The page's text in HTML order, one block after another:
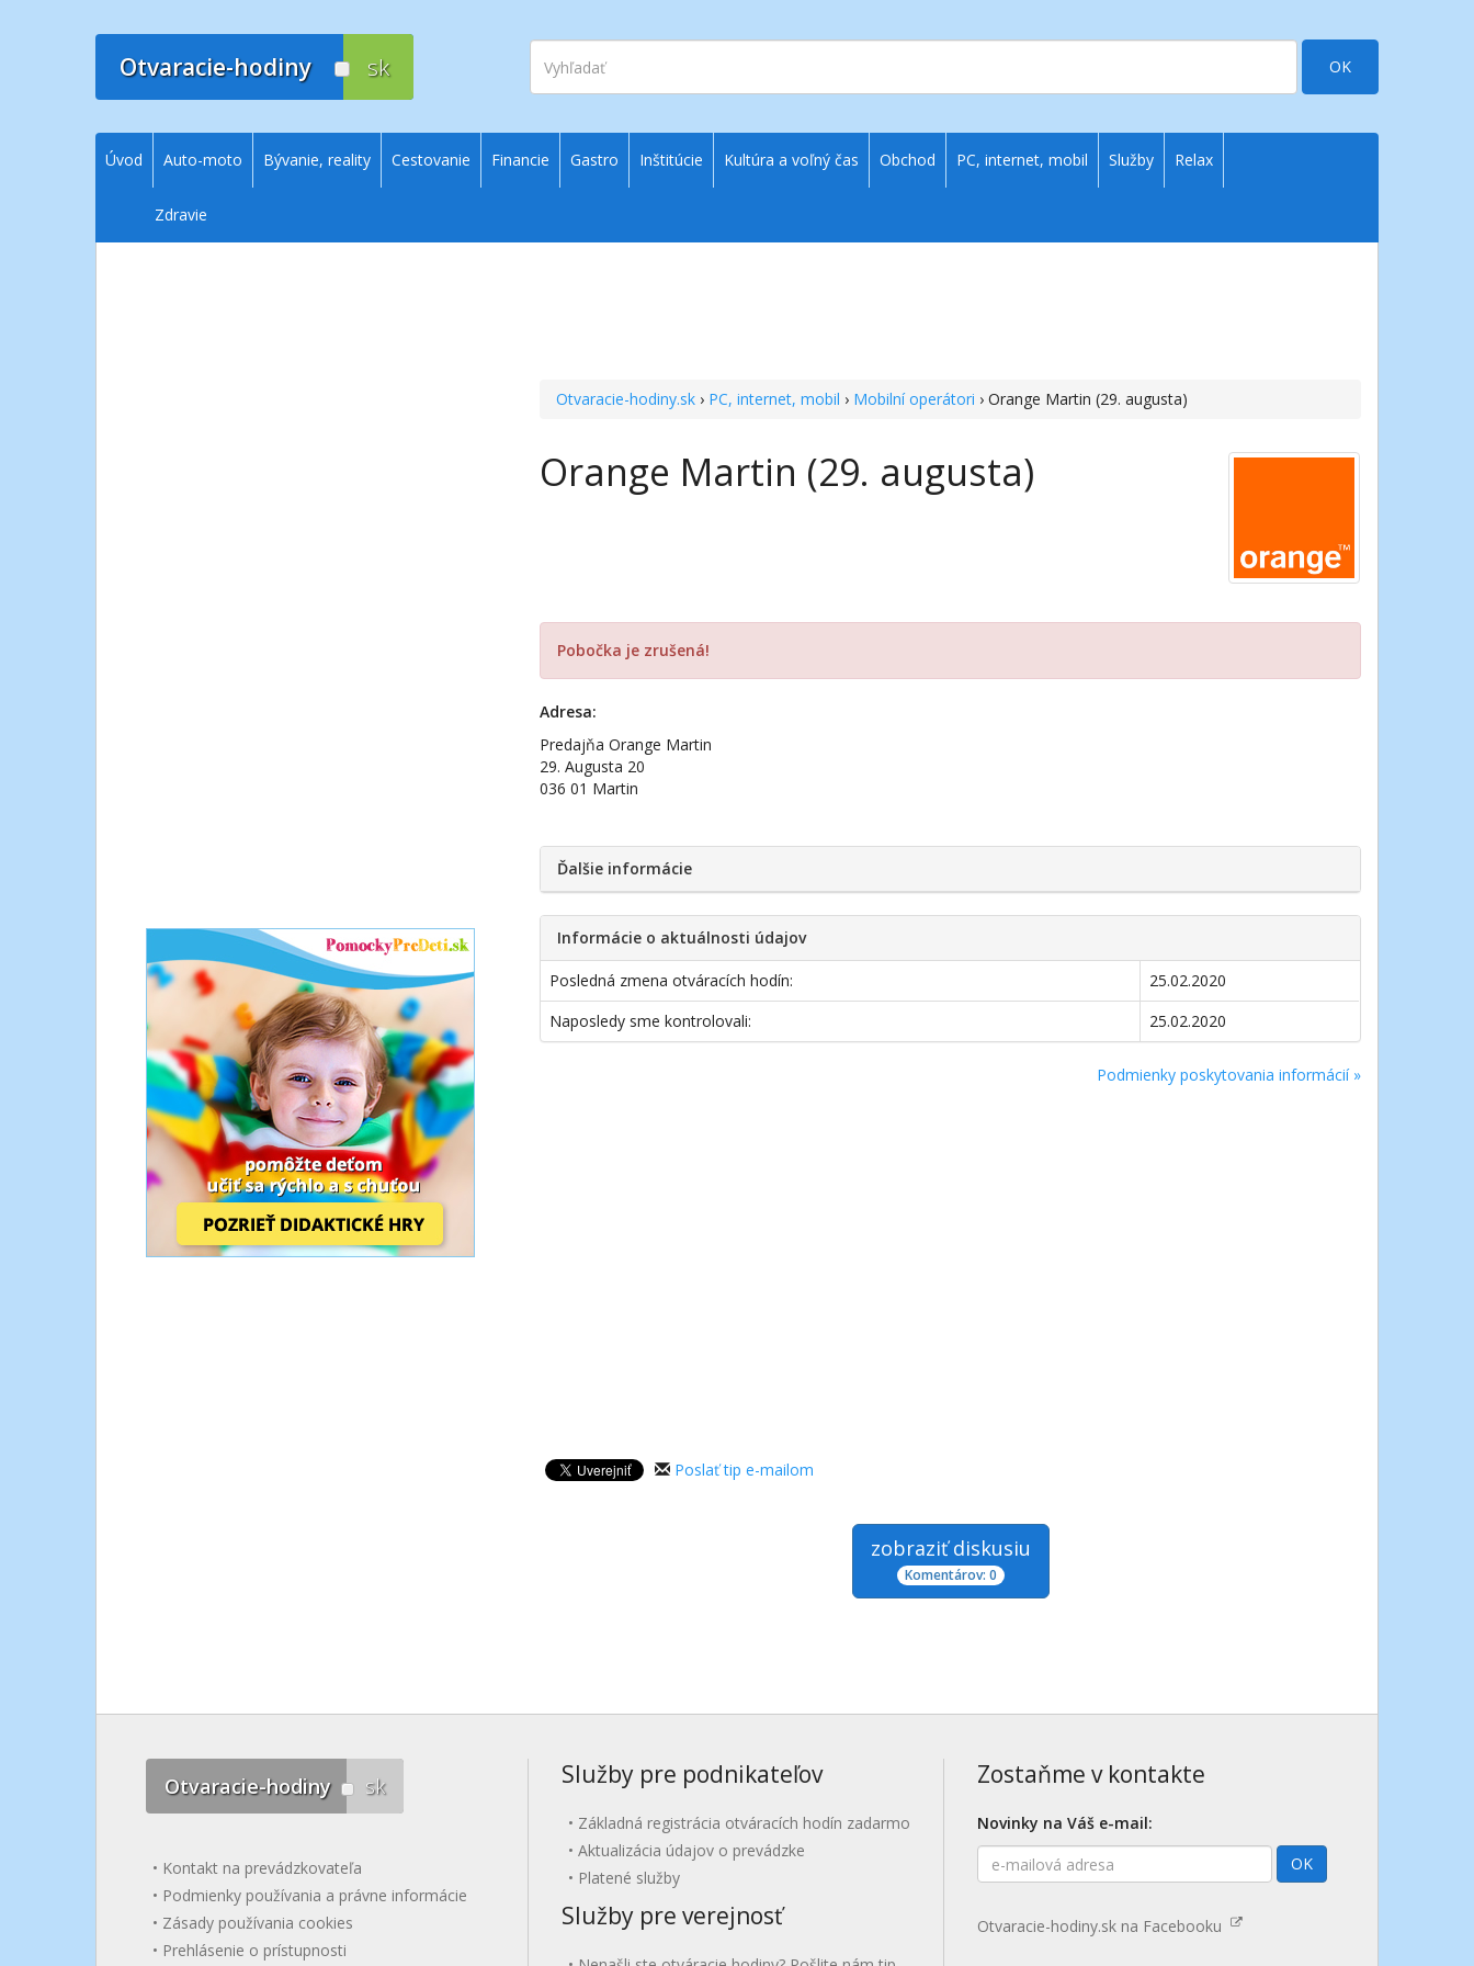
Otvaracie-hodiny sk
Vyhľadať
OK
Otvaracie-hodiny.sk › PC, internet, mobil › Mobilní operátori › Orange Martin (29. augusta)
Orange Martin (29. augusta)
Pobočka je zrušená!
Adresa:
Predajňa Orange Martin
29. Augusta 20
036 01 Martin
Ďalšie informácie
Informácie o aktuálnosti údajov
Posledná zmena otváracích hodín:
25.02.2020
Naposledy sme kontrolovali:
25.02.2020
Podmienky poskytovania informácií »
Poslať tip e-mailom
zobraziť diskusiu
Komentárov: 0
Otvaracie-hodiny sk
Kontakt na prevádzkovateľa
Podmienky používania a právne informácie
Zásady používania cookies
Prehlásenie o prístupnosti
Služby pre podnikateľov
Základná registrácia otváracích hodín zadarmo
Aktualizácia údajov o prevádzke
Platené služby
Služby pre verejnosť
Zostaňme v kontakte
Novinky na Váš e-mail:
E-
mailová
OK
Otvaracie-hodiny.sk na Facebooku
Úvod Auto-moto Bývanie, reality Cestovanie Financie Gastro Inštitúcie Kultúra a voľný čas Obchod PC, internet, mobil Služby Relax
Zdravie